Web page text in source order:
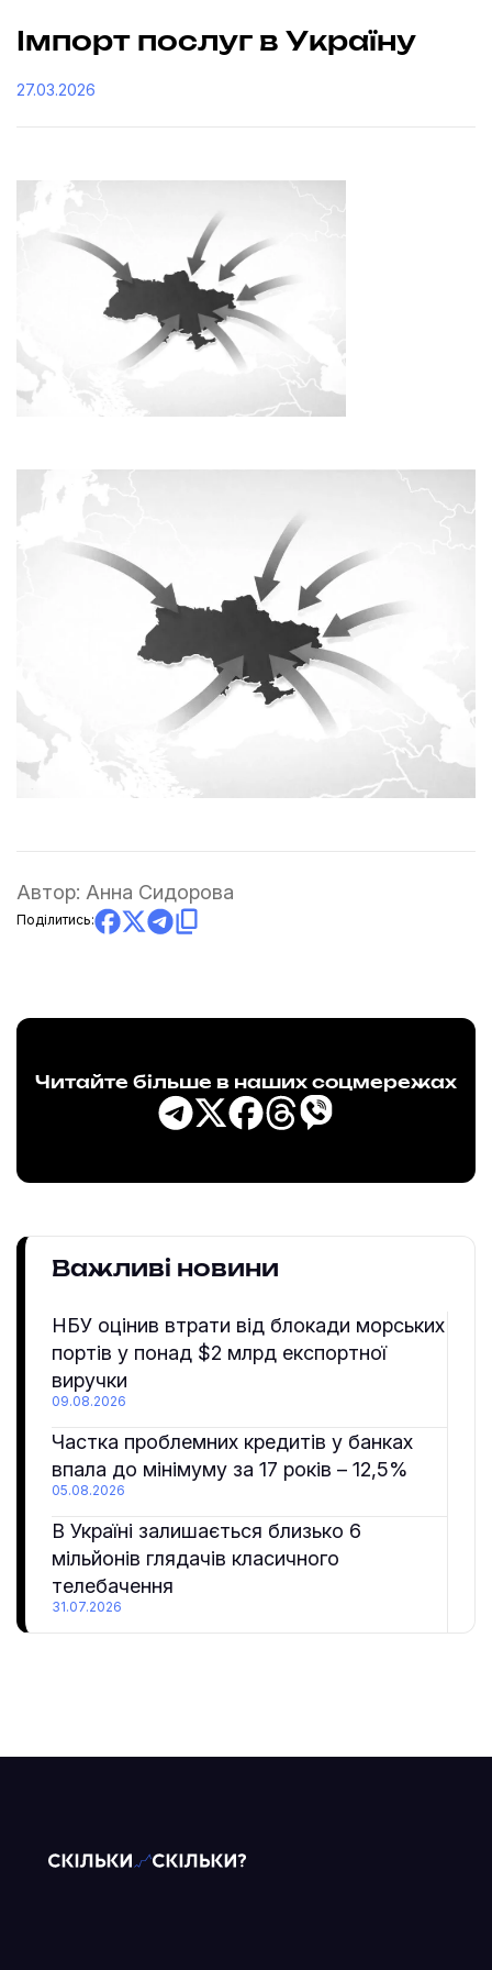
Імпорт послуг в Україну
27.03.2026
Автор: Анна Сидорова
Поділитись:
Читайте більше в наших соцмережах
Важливі новини
НБУ оцінив втрати від блокади морських
портів у понад $2 млрд експортної
виручки
09.08.2026
Частка проблемних кредитів у банках
впала до мінімуму за 17 років – 12,5%
05.08.2026
В Україні залишається близько 6
мільйонів глядачів класичного
телебачення
31.07.2026